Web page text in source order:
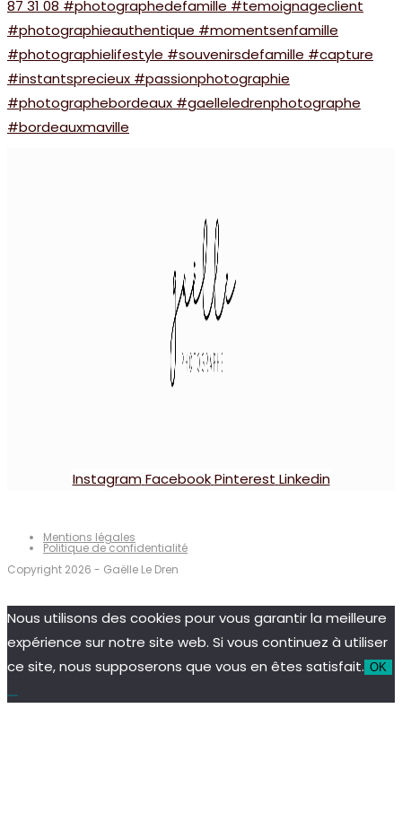
Instagram Facebook Pinterest Linkedin
Mentions légales
Politique de confidentialité
Copyright 2026 - Gaëlle Le Dren
Nous utilisons des cookies pour vous garantir la meilleure
expérience sur notre site web. Si vous continuez à utiliser
ce site, nous supposerons que vous en êtes satisfait. OK